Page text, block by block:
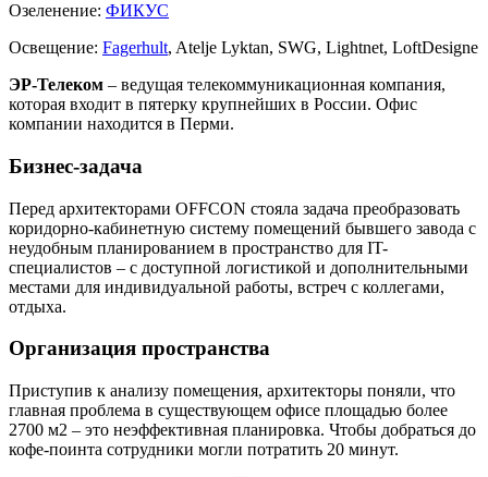
Озеленение: ФИКУС
Освещение: Fagerhult, Atelje Lyktan, SWG, Lightnet, LoftDesigne
ЭР-Телеком – ведущая телекоммуникационная компания,
которая входит в пятерку крупнейших в России. Офис
компании находится в Перми.
Бизнес-задача
Перед архитекторами OFFCON стояла задача преобразовать
коридорно-кабинетную систему помещений бывшего завода с
неудобным планированием в пространство для IT-
специалистов – с доступной логистикой и дополнительными
местами для индивидуальной работы, встреч с коллегами,
отдыха.
Организация пространства
Приступив к анализу помещения, архитекторы поняли, что
главная проблема в существующем офисе площадью более
2700 м2 – это неэффективная планировка. Чтобы добраться до
кофе-поинта сотрудники могли потратить 20 минут.